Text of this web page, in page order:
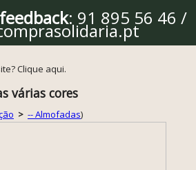
: 91 895 56 46 /
Clique aqui.
várias cores
> -- Almofadas)